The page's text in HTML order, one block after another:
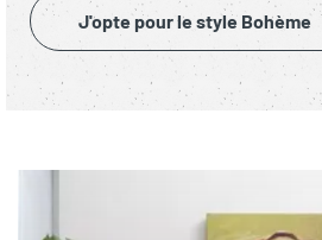
J'opte pour le style Bohème